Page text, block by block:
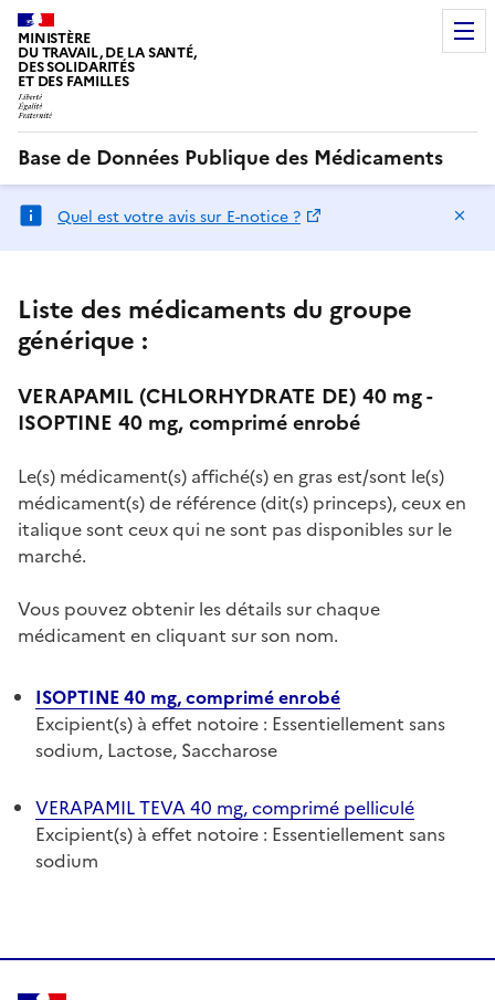
MINISTÈRE
DU TRAVAIL, DE LA SANTÉ,
DES SOLIDARITÉS
ET DES FAMILLES
Base de Données Publique des Médicaments
Quel est votre avis sur E-notice ?
Liste des médicaments du groupe
générique :
VERAPAMIL (CHLORHYDRATE DE) 40 mg -
ISOPTINE 40 mg, comprimé enrobé
Le(s) médicament(s) affiché(s) en gras est/sont le(s)
médicament(s) de référence (dit(s) princeps), ceux en
italique sont ceux qui ne sont pas disponibles sur le
marché.
Vous pouvez obtenir les détails sur chaque
médicament en cliquant sur son nom.
ISOPTINE 40 mg, comprimé enrobé
Excipient(s) à effet notoire : Essentiellement sans
sodium, Lactose, Saccharose
VERAPAMIL TEVA 40 mg, comprimé pelliculé
Excipient(s) à effet notoire : Essentiellement sans
sodium